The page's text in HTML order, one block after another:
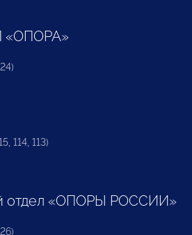
«ОПОРА»
114, 113)
отдел «ОПОРЫ РОССИИ»